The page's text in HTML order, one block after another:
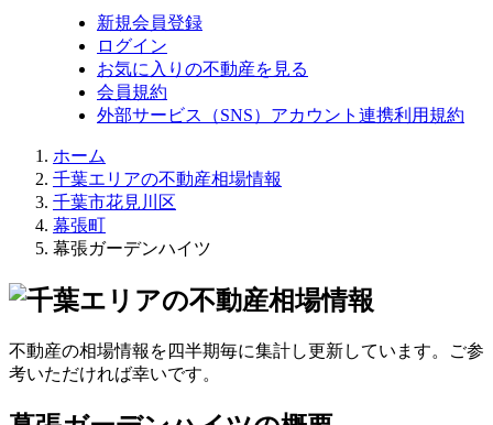
新規会員登録
ログイン
お気に入りの不動産を見る
会員規約
外部サービス（SNS）アカウント連携利用規約
ホーム
千葉エリアの不動産相場情報
千葉市花見川区
幕張町
幕張ガーデンハイツ
不動産の相場情報を四半期毎に集計し更新しています。ご参
考いただければ幸いです。